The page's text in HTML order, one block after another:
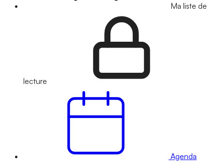
Ma liste de
lecture
Agenda